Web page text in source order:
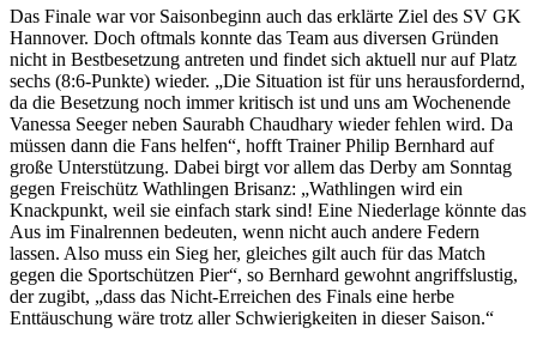
Das Finale war vor Saisonbeginn auch das erklärte Ziel des SV GK
Hannover. Doch oftmals konnte das Team aus diversen Gründen
nicht in Bestbesetzung antreten und findet sich aktuell nur auf Platz
sechs (8:6-Punkte) wieder. „Die Situation ist für uns herausfordernd,
da die Besetzung noch immer kritisch ist und uns am Wochenende
Vanessa Seeger neben Saurabh Chaudhary wieder fehlen wird. Da
müssen dann die Fans helfen“, hofft Trainer Philip Bernhard auf
große Unterstützung. Dabei birgt vor allem das Derby am Sonntag
gegen Freischütz Wathlingen Brisanz: „Wathlingen wird ein
Knackpunkt, weil sie einfach stark sind! Eine Niederlage könnte das
Aus im Finalrennen bedeuten, wenn nicht auch andere Federn
lassen. Also muss ein Sieg her, gleiches gilt auch für das Match
gegen die Sportschützen Pier“, so Bernhard gewohnt angriffslustig,
der zugibt, „dass das Nicht-Erreichen des Finals eine herbe
Enttäuschung wäre trotz aller Schwierigkeiten in dieser Saison.“